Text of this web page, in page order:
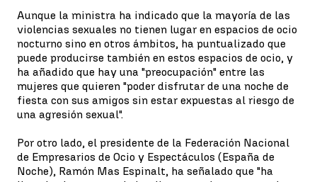
Aunque la ministra ha indicado que la mayoría de las
violencias sexuales no tienen lugar en espacios de ocio
nocturno sino en otros ámbitos, ha puntualizado que
puede producirse también en estos espacios de ocio, y
ha añadido que hay una "preocupación" entre las
mujeres que quieren "poder disfrutar de una noche de
fiesta con sus amigos sin estar expuestas al riesgo de
una agresión sexual".
Por otro lado, el presidente de la Federación Nacional
de Empresarios de Ocio y Espectáculos (España de
Noche), Ramón Mas Espinalt, ha señalado que "ha